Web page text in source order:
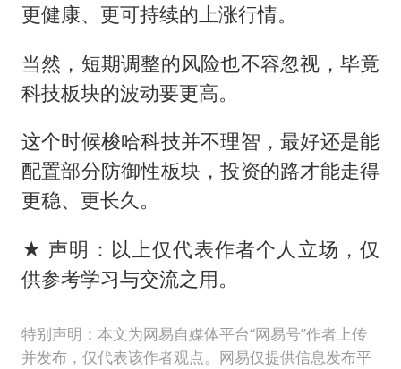
更健康、更可持续的上涨行情。
当然，短期调整的风险也不容忽视，毕竟
科技板块的波动要更高。
这个时候梭哈科技并不理智，最好还是能
配置部分防御性板块，投资的路才能走得
更稳、更长久。
★ 声明：以上仅代表作者个人立场，仅
供参考学习与交流之用。
特别声明：本文为网易自媒体平台“网易号”作者上传
并发布，仅代表该作者观点。网易仅提供信息发布平